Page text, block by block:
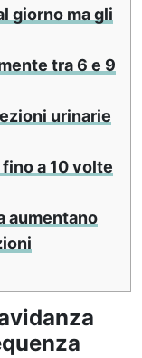
giorno ma gli
tra 6 e 9
urinarie
a 10 volte
aumentano